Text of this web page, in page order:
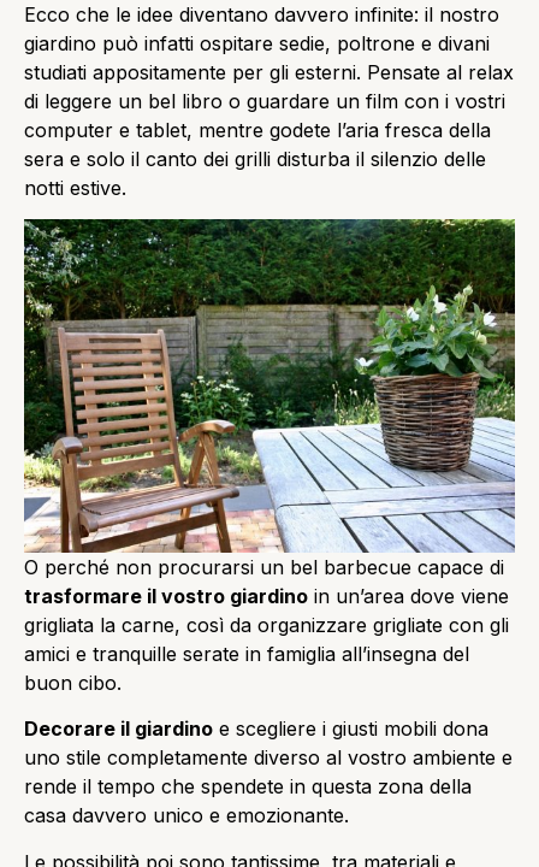
Ecco che le idee diventano davvero infinite: il nostro
giardino può infatti ospitare sedie, poltrone e divani
studiati appositamente per gli esterni. Pensate al relax
di leggere un bel libro o guardare un film con i vostri
computer e tablet, mentre godete l’aria fresca della
sera e solo il canto dei grilli disturba il silenzio delle
notti estive.
O perché non procurarsi un bel barbecue capace di
trasformare il vostro giardino in un’area dove viene
grigliata la carne, così da organizzare grigliate con gli
amici e tranquille serate in famiglia all’insegna del
buon cibo.
Decorare il giardino e scegliere i giusti mobili dona
uno stile completamente diverso al vostro ambiente e
rende il tempo che spendete in questa zona della
casa davvero unico e emozionante.
Le possibilità poi sono tantissime, tra materiali e